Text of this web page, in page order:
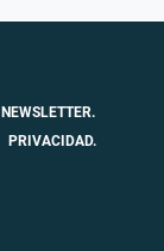
NEWSLETTER.
PRIVACIDAD.